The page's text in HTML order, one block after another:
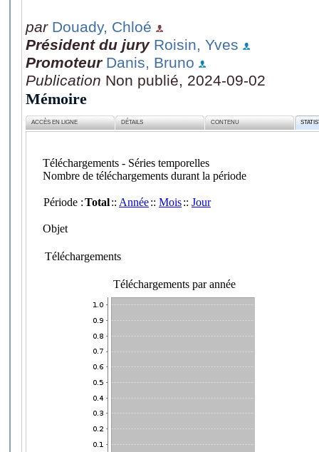
par Douady, Chloé
Président du jury Roisin, Yves
Promoteur Danis, Bruno
Publication Non publié, 2024-09-02
Mémoire
ACCÈS EN LIGNE DÉTAILS CONTENU